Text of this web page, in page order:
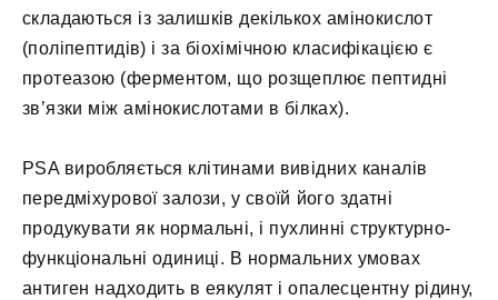
складаються із залишків декількох амінокислот
(поліпептидів) і за біохімічною класифікацією є
протеазою (ферментом, що розщеплює пептидні
зв’язки між амінокислотами в білках).
PSA виробляється клітинами вивідних каналів
передміхурової залози, у своїй його здатні
продукувати як нормальні, і пухлинні структурно-
функціональні одиниці. В нормальних умовах
антиген надходить в еякулят і опалесцентну рідину,